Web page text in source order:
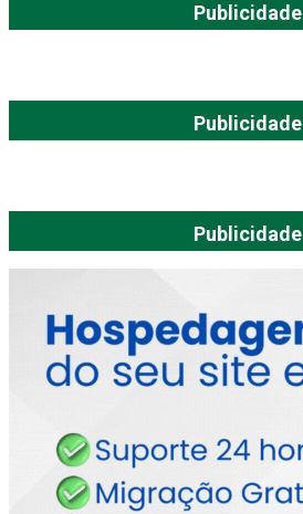
Publicidade
Publicidade
Publicidade